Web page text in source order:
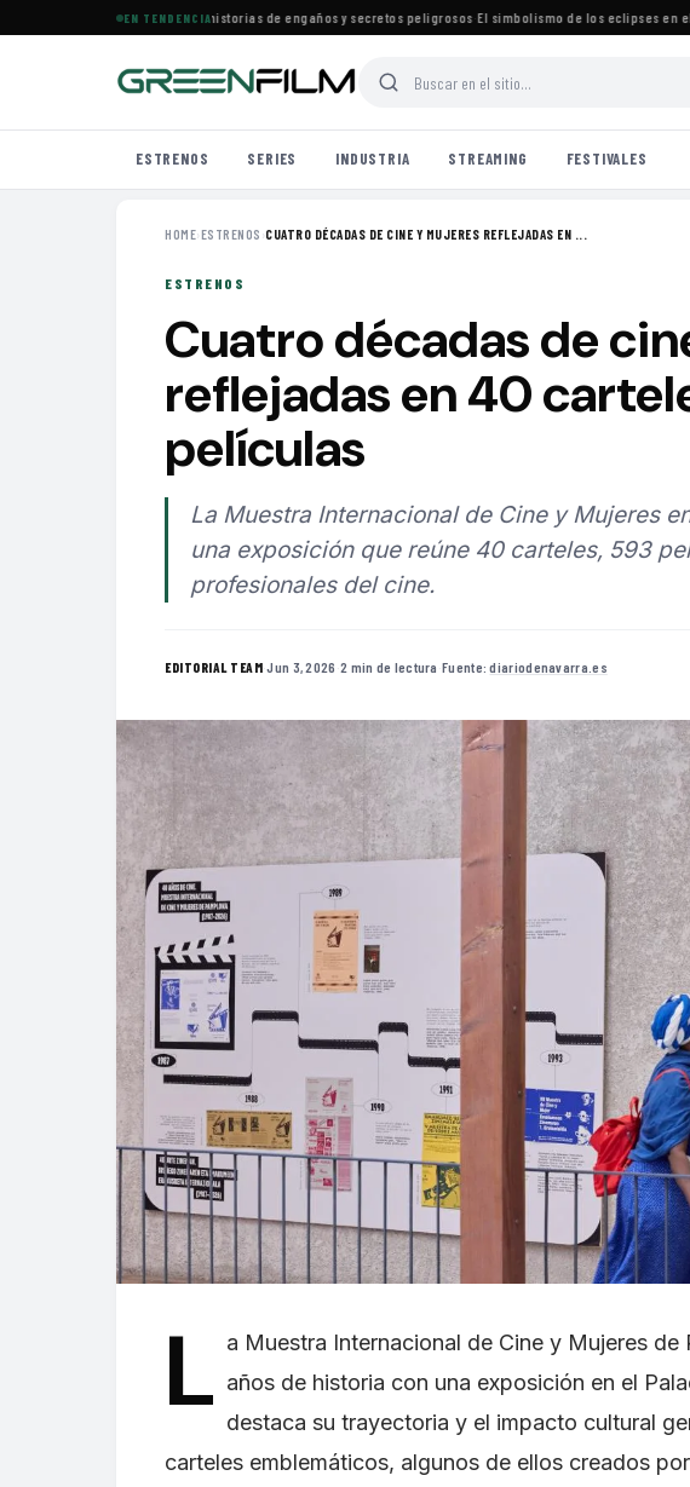
EN TENDENCIA
especial de películas con historias de engaños y secretos peligrosos·El simbolismo de los eclipses en el
ESTRENOS SERIES INDUSTRIA STREAMING FESTIVALES
HOME›ESTRENOS ›CUATRO DÉCADAS DE CINE Y MUJERES REFLEJADAS EN ...
ESTRENOS
Cuatro décadas de
reflejadas en 40
películas
La Muestra Internacional de Cine y Mujeres
una exposición que reúne 40 carteles, 593
profesionales del cine.
EDITORIAL TEAM·Jun 3, 2026 ·2 min de lectura ·Fuente:diariodenavarra.es
L a Muestra Internacional de Cine y Mujeres
años de historia con una exposición en el
destaca su trayectoria y el impacto cultural
carteles emblemáticos, algunos de ellos creados